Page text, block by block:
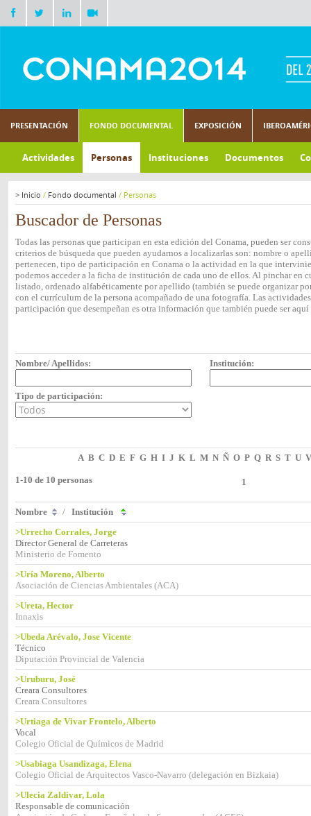
PRESENTACIÓN FONDO DOCUMENTAL EXPOSICIÓN
Actividades Personas Instituciones Documentos
> Inicio / Fondo documental / Personas
Buscador de Personas
Todas las personas que participan en esta edición del Conama, pueden ser
criterios de búsqueda que pueden ayudarnos a localizarlas son: nombre o
pertenecen, tipo de participación en Conama o la actividad en la que
podemos acceder a la ficha de institución de cada uno de ellos. Al pinchar en
listado, ordenado alfabéticamente por apellido (también se puede organizar
con el currículum de la persona acompañado de una fotografía. Las
participación que desempeñan es otra información que también puede ser
Nombre/ Apellidos: Institución:
Tipo de participación:
A B C D E F G H I J K L M N Ñ O P Q R S T U V
1-10 de 10 personas 1
Nombre / Institución
>Urrecho Corrales, Jorge
Director General de Carreteras
Ministerio de Fomento
>Uría Moreno, Alberto
Asociación de Ciencias Ambientales (ACA)
>Ureta, Hector
Innaxis
>Ubeda Arévalo, Jose Vicente
Técnico
Diputación Provincial de Valencia
>Uruburu, José
Creara Consultores
Creara Consultores
>Urtiaga de Vivar Frontelo, Alberto
Vocal
Colegio Oficial de Químicos de Madrid
>Usabiaga Usandizaga, Elena
Colegio Oficial de Arquitectos Vasco-Navarro (delegación en Bizkaia)
>Ulecia Zaldivar, Lola
Responsable de comunicación